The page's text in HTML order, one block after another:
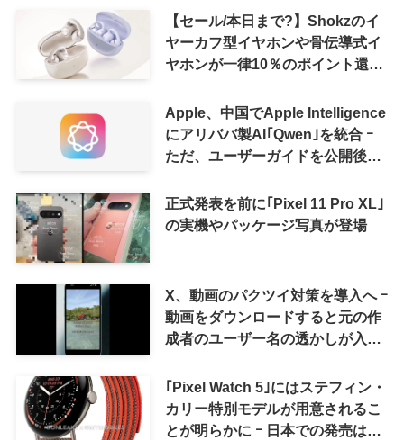
【セール/本日まで?】Shokzのイ
ヤーカフ型イヤホンや骨伝導式イ
ヤホンが一律10％のポイント還元
Apple、中国でApple Intelligence
にアリババ製AI｢Qwen｣を統合 ｰ
ただ、ユーザーガイドを公開後に
正式発表を前に｢Pixel 11 Pro XL｣
の実機やパッケージ写真が登場
X、動画のパクツイ対策を導入へ ｰ
動画をダウンロードすると元の作
成者のユーザー名の透かしが入る
｢Pixel Watch 5｣にはステフィン・
カリー特別モデルが用意されるこ
とが明らかに ｰ 日本での発売は期